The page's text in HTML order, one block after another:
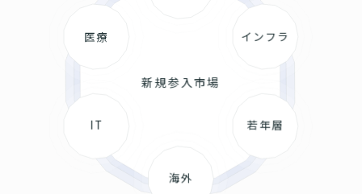
新規参入市場
インフラ
若年層
海外
IT
医療